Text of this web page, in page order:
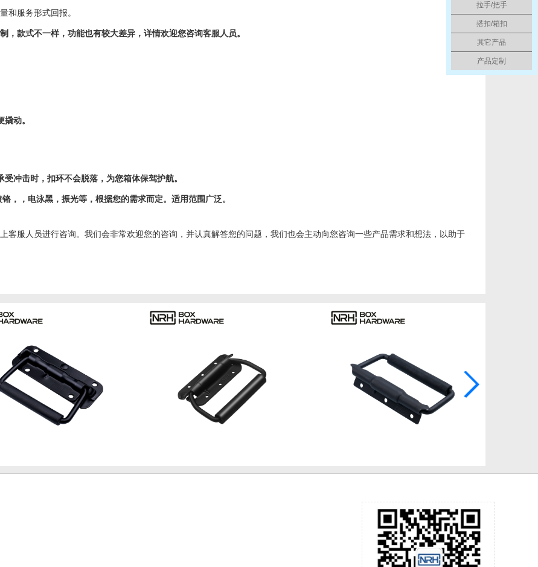
和服务形式回报。
款式不一样，功能也有较大差异，详情欢迎您咨询客服人员。
动。
冲击时，扣环不会脱落，为您箱体保驾护航。
，，电泳黑，振光等，根据您的需求而定。适用范围广泛。
客服人员进行咨询。我们会非常欢迎您的咨询，并认真解答您的问题，我们也会主动向您咨询一些产品需求和想法，以助于
拉手/把手
搭扣/箱扣
其它产品
产品定制